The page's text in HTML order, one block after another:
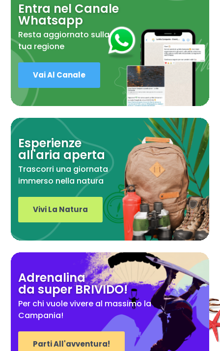
Entra nel Canale
Whatsapp
Resta aggiornato sulla
tua regione
Vai Al Canale
Esperienze
all'aria aperta
Trascorri una giornata
immerso nella natura
Vivi La Natura
Adrenalina
da super BRIVIDO!
Per chi vuole vivere al massimo la
Campania!
Parti All'avventura!